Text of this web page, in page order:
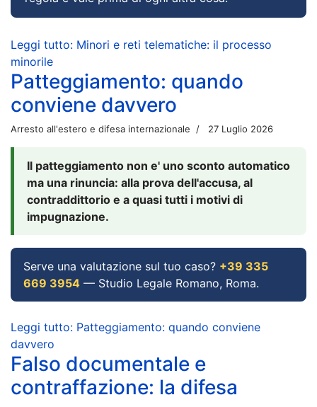
Leggi tutto: Minori e reti telematiche: il processo
minorile
Patteggiamento: quando
conviene davvero
Arresto all'estero e difesa internazionale 27 Luglio 2026
Il patteggiamento non e' uno sconto automatico
ma una rinuncia: alla prova dell'accusa, al
contraddittorio e a quasi tutti i motivi di
impugnazione.
Serve una valutazione sul tuo caso? +39 335
669 3954 — Studio Legale Romano, Roma.
Leggi tutto: Patteggiamento: quando conviene
davvero
Falso documentale e
contraffazione: la difesa